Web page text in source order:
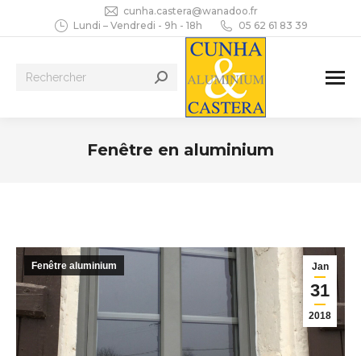
cunha.castera@wanadoo.fr
Lundi – Vendredi - 9h - 18h
05 62 61 83 39
Recherche
Fenêtre en aluminium
Jan
31
2018
Fenêtre aluminium